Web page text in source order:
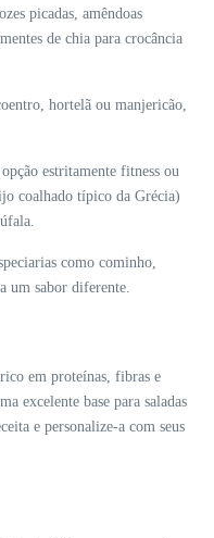
picadas, amêndoas
de chia para crocância
hortelã ou manjericão,
estritamente fitness ou
coalhado típico da Grécia)
como cominho,
um sabor diferente.
em proteínas, fibras e
excelente base para saladas
e personalize-a com seus